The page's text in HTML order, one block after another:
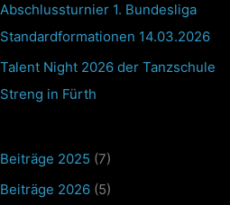
Abschlussturnier 1. Bundesliga
Standardformationen 14.03.2026
Talent Night 2026 der Tanzschule
Streng in Fürth
Beiträge 2025 (7)
Beiträge 2026 (5)